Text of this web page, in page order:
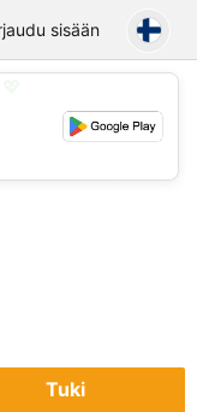
sisään
💕
Tuki